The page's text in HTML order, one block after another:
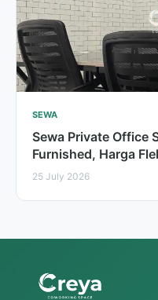
SEWA
Sewa Private Office
Furnished, Harga
25 July 2026